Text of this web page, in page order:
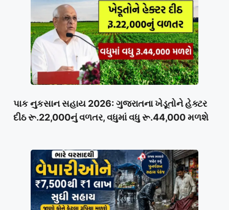
પાક નુકસાન સહાય 2026: ગુજરાતના ખેડૂતોને હેક્ટર
દીઠ રૂ.22,000નું વળતર, વધુમાં વધુ રૂ.44,000 મળશે